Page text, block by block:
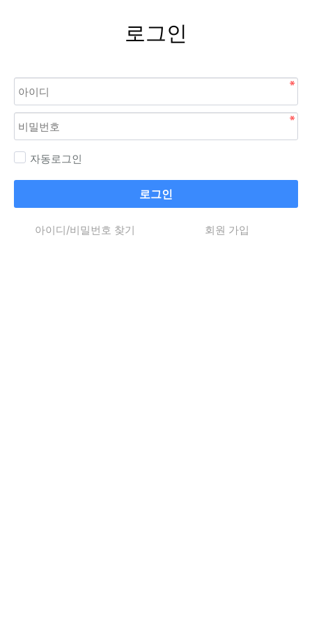
로그인
자동로그인
로그인
아이디/비밀번호 찾기 회원 가입